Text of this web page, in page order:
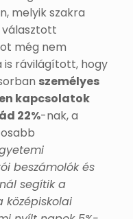
melyik szakra
választott
még nem
rávilágított, hogy
személyes
kapcsolatok
22%-nak, a
beszámolók és
segítik a
középiskolai